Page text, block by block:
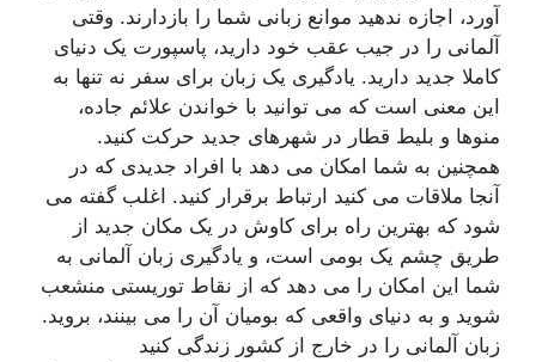
آورد، اجازه ندهید موانع زبانی شما را بازدارند. وقتی
آلمانی را در جیب عقب خود دارید، پاسپورت یک دنیای
کاملا جدید دارید. یادگیری یک زبان برای سفر نه تنها به
این معنی است که می توانید با خواندن علائم جاده،
منوها و بلیط قطار در شهرهای جدید حرکت کنید.
همچنین به شما امکان می دهد با افراد جدیدی که در
آنجا ملاقات می کنید ارتباط برقرار کنید. اغلب گفته می
شود که بهترین راه برای کاوش در یک مکان جدید از
طریق چشم یک بومی است، و یادگیری زبان آلمانی به
شما این امکان را می دهد که از نقاط توریستی منشعب
شوید و به دنیای واقعی که بومیان آن را می بینند، بروید.
زبان آلمانی را در خارج از کشور زندگی کنید